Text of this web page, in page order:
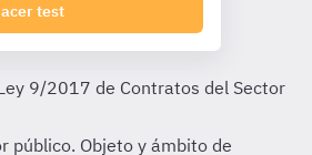
test